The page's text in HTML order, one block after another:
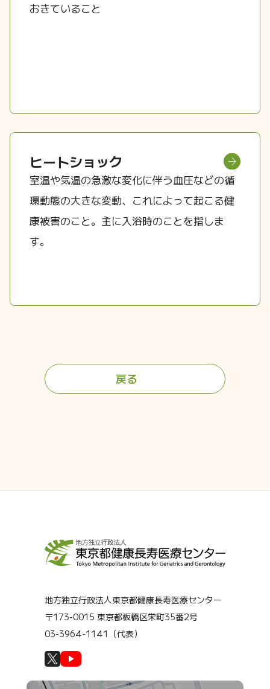
おきていること
ヒートショック
室温や気温の急激な変化に伴う血圧などの循
環動態の大きな変動、これによって起こる健
康被害のこと。主に入浴時のことを指しま
す。
戻る
地方独立行政法人東京都健康長寿医療センター
〒173-0015 東京都板橋区栄町35番2号
03-3964-1141（代表）